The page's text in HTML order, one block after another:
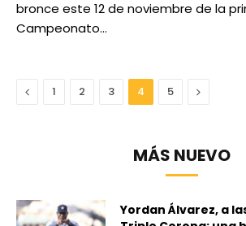
bronce este 12 de noviembre de la
Campeonato…
Anterior
1 2 3 4 5 Next
MÁS NUEVO
Yordan Álvarez, a